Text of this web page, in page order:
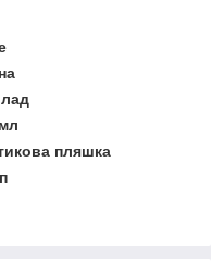
пляшка